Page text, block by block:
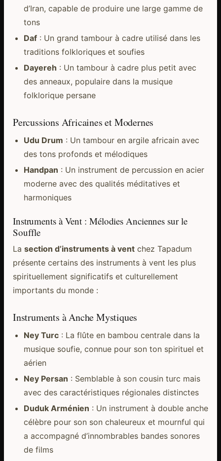
d’Iran, capable de produire une large gamme de
tons
Daf: Un grand tambour à cadre utilisé dans les
traditions folkloriques et soufies
Dayereh : Un tambour à cadre plus petit avec
des anneaux, populaire dans la musique
folklorique persane
Percussions Africaines et Modernes
Udu Drum : Un tambour en argile africain avec
des tons profonds et mélodiques
Handpan : Un instrument de percussion en acier
moderne avec des qualités méditatives et
harmoniques
Instruments à Vent : Mélodies Anciennes sur le
Souffle
La section d’instruments à ventchez Tapadum
présente certains des instruments à vent les plus
spirituellement significatifs et culturellement
importants du monde :
Instruments à Anche Mystiques
Ney Turc: La flûte en bambou centrale dans la
musique soufie, connue pour son ton spirituel et
aérien
Ney Persan : Semblable à son cousin turc mais
avec des caractéristiques régionales distinctes
Duduk Arménien : Un instrument à double anche
célèbre pour son son chaleureux et mournful qui
a accompagné d’innombrables bandes sonores
de films